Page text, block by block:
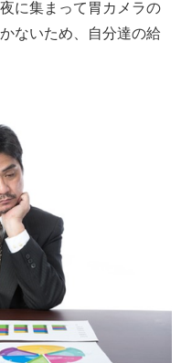
に集まって胃カメラの
ないため、自分達の給